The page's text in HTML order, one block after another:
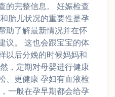
的完整信息。 妊娠检查
胎儿状况的重要性是孕
助了解最新情况并在怀
议。 这也会跟宝宝的体
以后分娩的时候妈妈和
，定期对母婴进行健康
、更健康 孕妇有血液检
一般在孕早期都会给孕